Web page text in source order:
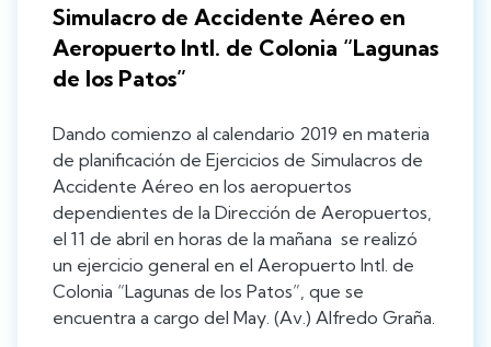
Simulacro de Accidente Aéreo en
Aeropuerto Intl. de Colonia “Lagunas
de los Patos”
Dando comienzo al calendario 2019 en materia
de planificación de Ejercicios de Simulacros de
Accidente Aéreo en los aeropuertos
dependientes de la Dirección de Aeropuertos,
el 11 de abril en horas de la mañana se realizó
un ejercicio general en el Aeropuerto Intl. de
Colonia “Lagunas de los Patos”, que se
encuentra a cargo del May. (Av.) Alfredo Graña.